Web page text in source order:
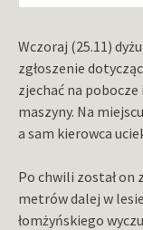
Wczoraj (25.11)
zgłoszenie
zjechać na
maszyny. Na
a sam kierowca
Po chwili został
metrów dalej w
łomżyńskiego